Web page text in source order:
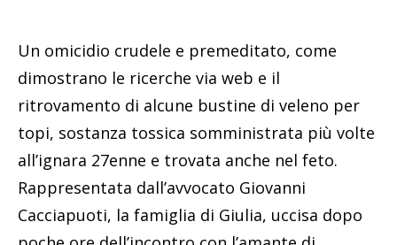
Un omicidio crudele e premeditato, come
dimostrano le ricerche via web e il
ritrovamento di alcune bustine di veleno per
topi, sostanza tossica somministrata più volte
all’ignara 27enne e trovata anche nel feto.
Rappresentata dall’avvocato Giovanni
Cacciapuoti, la famiglia di Giulia, uccisa dopo